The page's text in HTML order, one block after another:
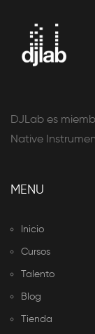
DJLab es
Native
MENU
Inicio
Cursos
Talento
Blog
Tienda